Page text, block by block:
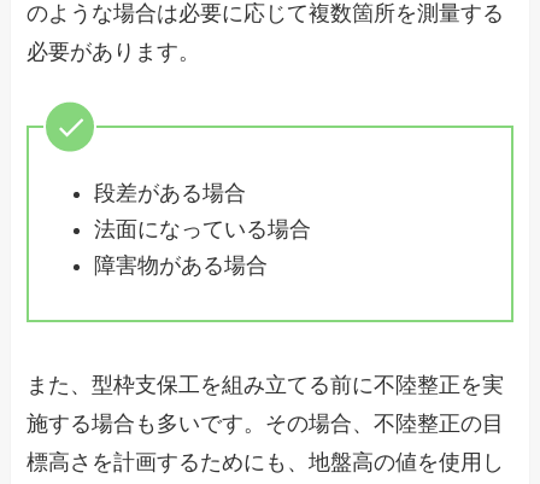
のような場合は必要に応じて複数箇所を測量する
必要があります。
段差がある場合
法面になっている場合
障害物がある場合
また、型枠支保工を組み立てる前に不陸整正を実
施する場合も多いです。その場合、不陸整正の目
標高さを計画するためにも、地盤高の値を使用し